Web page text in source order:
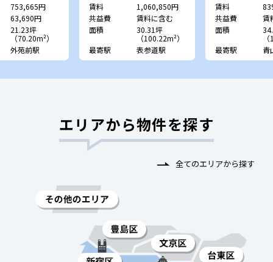
753,665円
63,690円
21.23坪
（70.20m²）
外苑前駅
賃料
1,060,850円
共益費
賃料に含む
面積
30.31坪
（100.22m²）
最寄駅
表参道駅
賃料
共益費
賃
面積
最寄駅
青
エリアから物件を探す
全てのエリアから探す